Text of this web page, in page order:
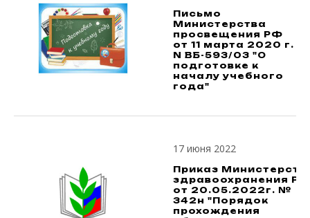
Письмо
Министерства
просвещения РФ
от 11 марта 2020 г.
N ВБ-593/03 "О
подготовке к
началу учебного
года"
17 июня 2022
Приказ
здравоохранения РФ
от 20.05.2022г. №
342н "Порядок
прохождения